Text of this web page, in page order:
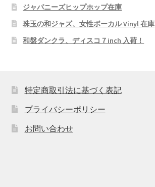
ジャパニーズヒップホップ在庫
珠玉の和ジャズ、女性ボーカル Vinyl 在庫
和盤ダンクラ、ディスコ７inch 入荷！
特定商取引法に基づく表記
プライバシーポリシー
お問い合わせ